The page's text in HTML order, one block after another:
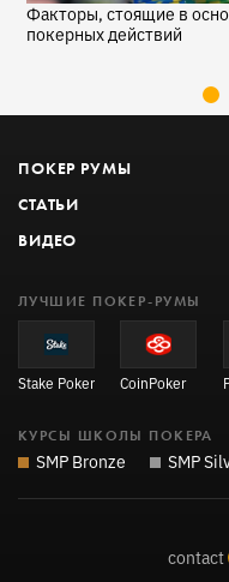
Факторы, стоящие в
покерных действий
ПОКЕР РУМЫ
СТАТЬИ
ВИДЕО
ЛУЧШИЕ ПОКЕР-РУМЫ
Stake Poker CoinPoker
КУРСЫ ШКОЛЫ ПОКЕРА
SMP Bronze SMP
contact